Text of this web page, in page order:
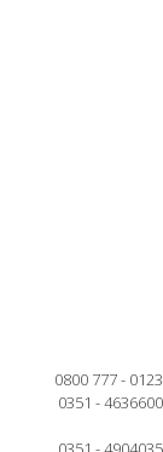
0800 777 - 0123
0351 - 4636600